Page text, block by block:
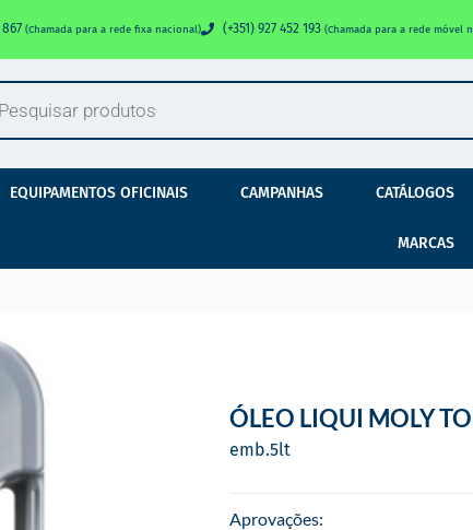
867 (Chamada para a rede fixa nacional) (+351) 927 452 193 (Chamada para a rede móvel
EQUIPAMENTOS OFICINAIS CAMPANHAS CATÁLOGOS
MARCAS
ÓLEO LIQUI MOLY
emb.5lt
Aprovações: